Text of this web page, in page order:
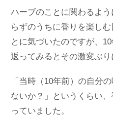
ハーブのことに関わるよ
らずのうちに香りを楽し
とに気づいたのですが、
返ってみるとその激変ぶり
「当時（10年前）の自分
ないか？」というくらい
っていました。